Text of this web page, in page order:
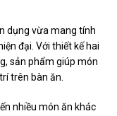
dụng vừa mang tính
đại. Với thiết kế hai
sản phẩm giúp món
trên bàn ăn.
nhiều món ăn khác